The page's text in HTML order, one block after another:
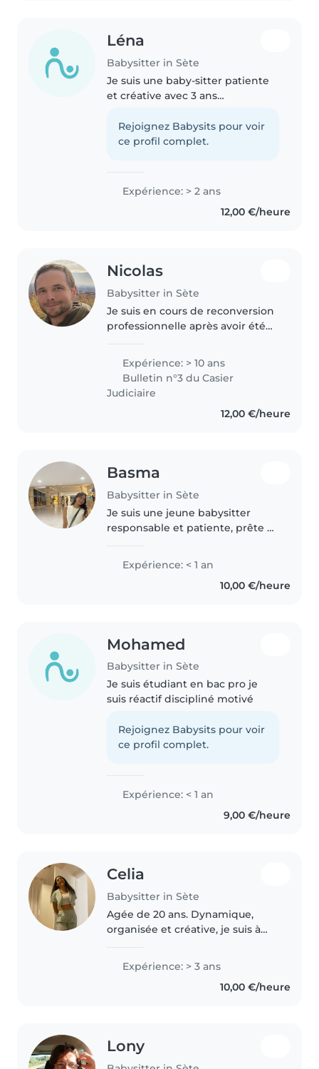
Léna
Babysitter in Sète
Je suis une baby-sitter patiente
et créative avec 3 ans
principalement avec des enfants
d'âge scolaire (6 à 12 ans). Je
Rejoignez Babysits pour voir
ce profil complet.
Expérience: > 2 ans
12,00 €/heure
Nicolas
Babysitter in Sète
Je suis en cours de reconversion
professionnelle après avoir été
Je me suis occupé d'enfant allant
de 2 mois à 12 ans à mon
domicile et à temps plein...
Expérience: > 10 ans
Bulletin n°3 du Casier
Judiciaire
12,00 €/heure
Basma
Babysitter in Sète
Je suis une jeune babysitter
responsable et patiente, prête à
anglais, arabe et français, ce qui
peut être un atout pour..
Expérience: < 1 an
10,00 €/heure
Mohamed
Babysitter in Sète
Je suis étudiant en bac pro je
suis réactif discipliné motivé
Rejoignez Babysits pour voir
ce profil complet.
Expérience: < 1 an
9,00 €/heure
Celia
Babysitter in Sète
Agée de 20 ans. Dynamique,
organisée et créative, je suis à
possède déjà plusieurs
expériences en baby-sitting
réalisé au sein de mon
Expérience: > 3 ans
10,00 €/heure
Lony